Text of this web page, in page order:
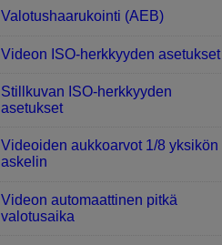
Valotushaarukointi (AEB)
Videon ISO-herkkyyden asetukset
Stillkuvan ISO-herkkyyden
asetukset
Videoiden aukkoarvot 1/8 yksikön
askelin
Videon automaattinen pitkä
valotusaika